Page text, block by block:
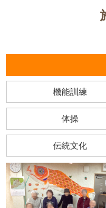
機能訓練
体操
伝統文化